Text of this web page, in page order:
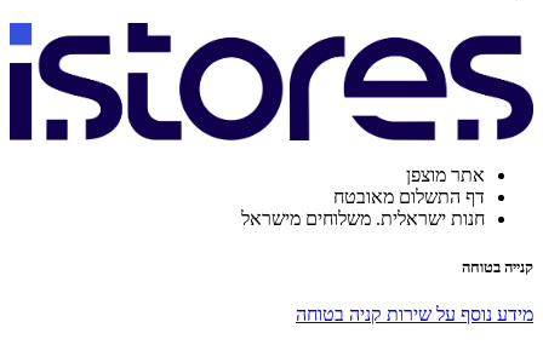
אתר מוצפן
דף התשלום מאובטח
חנות ישראלית. משלוחים מישראל
קנייה בטוחה
מידע נוסף על שירות קניה בטוחה